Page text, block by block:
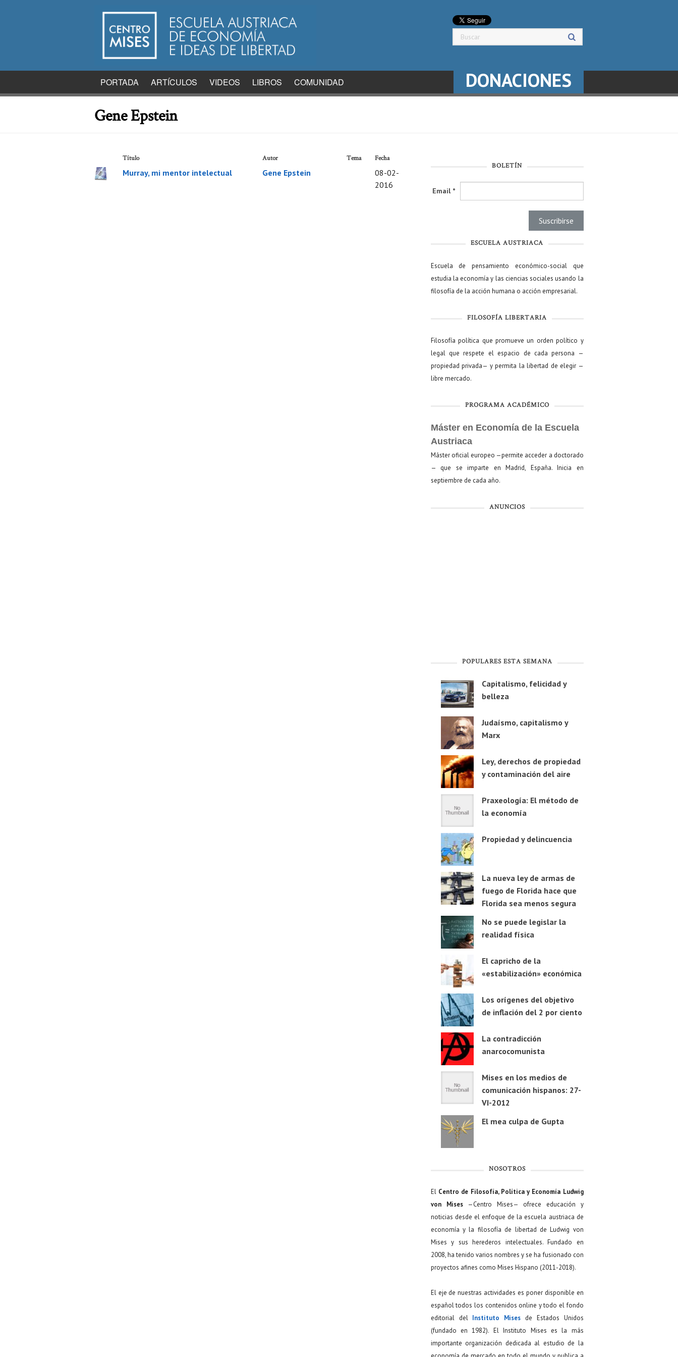
PORTADA ARTÍCULOS VIDEOS LIBROS COMUNIDAD DONACIONES
Gene Epstein
Título Autor Tema Fecha
Murray, mi mentor intelectual Gene Epstein
08-02-
2016
BOLETÍN
Email *
ESCUELA AUSTRIACA
Escuela de pensamiento económico-social que
estudia la economía y las ciencias sociales usando la
filosofía de la acción humana o acción empresarial.
FILOSOFÍA LIBERTARIA
Filosofía política que promueve un orden político y
legal que respete el espacio de cada persona —
propiedad privada— y permita la libertad de elegir —
libre mercado.
PROGRAMA ACADÉMICO
Máster en Economía de la Escuela
Austriaca
Máster oficial europeo —permite acceder a doctorado
— que se imparte en Madrid, España. Inicia en
septiembre de cada año.
ANUNCIOS
POPULARES ESTA SEMANA
Capitalismo, felicidad y
belleza
Judaísmo, capitalismo y
Marx
Ley, derechos de propiedad
y contaminación del aire
Praxeología: El método de
la economía
Propiedad y delincuencia
La nueva ley de armas de
fuego de Florida hace que
Florida sea menos segura
No se puede legislar la
realidad física
El capricho de la
«estabilización» económica
Los orígenes del objetivo
de inflación del 2 por ciento
La contradicción
anarcocomunista
Mises en los medios de
comunicación hispanos: 27-
VI-2012
El mea culpa de Gupta
NOSOTROS
El Centro de Filosofía, Política y Economía Ludwig
von Mises—Centro Mises— ofrece educación y
noticias desde el enfoque de la escuela austriaca de
economía y la filosofía de libertad de Ludwig von
Mises y sus herederos intelectuales. Fundado en
2008, ha tenido varios nombres y se ha fusionado con
proyectos afines como Mises Hispano (2011-2018).
El eje de nuestras actividades es poner disponible en
español todos los contenidos online y todo el fondo
editorial del Instituto Mises de Estados Unidos
(fundado en 1982). El Instituto Mises es la más
importante organización dedicada al estudio de la